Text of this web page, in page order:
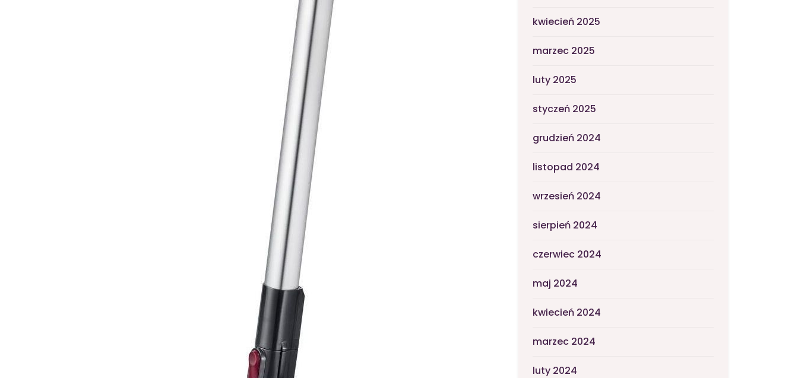
kwiecień 2025
marzec 2025
luty 2025
styczeń 2025
grudzień 2024
listopad 2024
wrzesień 2024
sierpień 2024
czerwiec 2024
maj 2024
kwiecień 2024
marzec 2024
luty 2024